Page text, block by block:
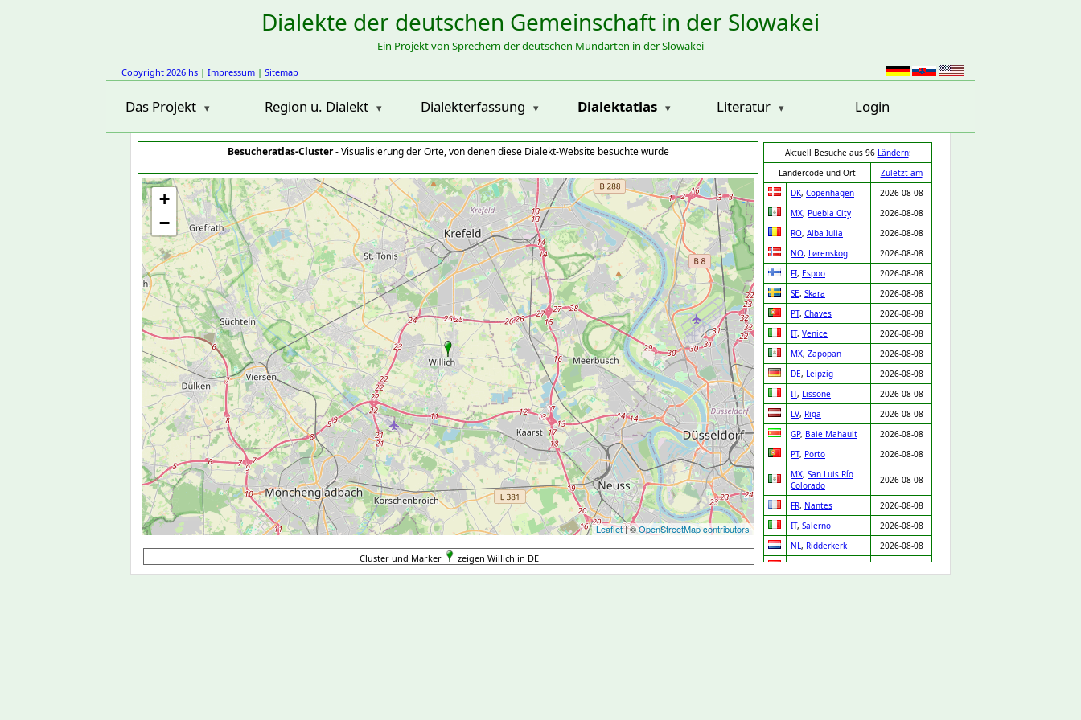
Dialekte der deutschen Gemeinschaft in der Slowakei
Ein Projekt von Sprechern der deutschen Mundarten in der Slowakei
Copyright 2026 hs | Impressum | Sitemap
Das Projekt Region u. Dialekt Dialekterfassung Dialektatlas Literatur Login
Besucheratlas-Cluster- Visualisierung der Orte, von denen diese Dialekt-Website besuchte wurde
+
−
Leaflet| ©OpenStreetMap contributors
Aktuell Besuche aus 96 Ländern:
Ländercode und Ort
Zuletzt am
DK, Copenhagen
2026-08-08
MX, Puebla City
2026-08-08
RO, Alba Iulia
2026-08-08
NO, Lørenskog
2026-08-08
FI, Espoo
2026-08-08
SE, Skara
2026-08-08
PT, Chaves
2026-08-08
IT, Venice
2026-08-08
MX, Zapopan
2026-08-08
DE, Leipzig
2026-08-08
IT, Lissone
2026-08-08
LV, Riga
2026-08-08
GP, Baie Mahault
2026-08-08
PT, Porto
2026-08-08
MX, San Luis Río
Colorado
2026-08-08
FR, Nantes
2026-08-08
IT, Salerno
2026-08-08
NL, Ridderkerk
2026-08-08
Cluster und Marker zeigen Willich in DE